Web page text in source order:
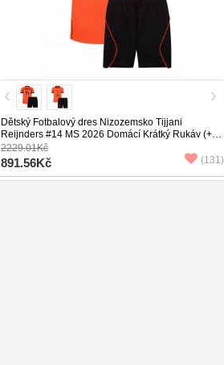
Dětský Fotbalový dres Nizozemsko Tijjani
Reijnders #14 MS 2026 Domácí Krátký Rukáv (+
trenýrky)
2229.01Kč
891.56Kč (131)